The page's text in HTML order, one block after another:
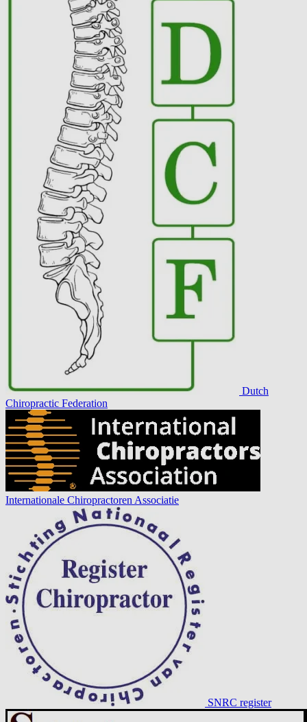
Dutch
Chiropractic Federation
Internationale Chiropractoren Associatie
SNRC register